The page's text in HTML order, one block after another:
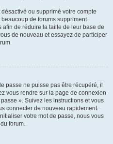
désactivé ou supprimé votre compte
de forums suppriment
de réduire la taille de leur base de
de nouveau et essayez de participer
passe ne puisse pas être récupéré, il
vous rendre sur la page de connexion
». Suivez les instructions et vous
connecter de nouveau rapidement.
votre mot de passe, nous vous
forum.